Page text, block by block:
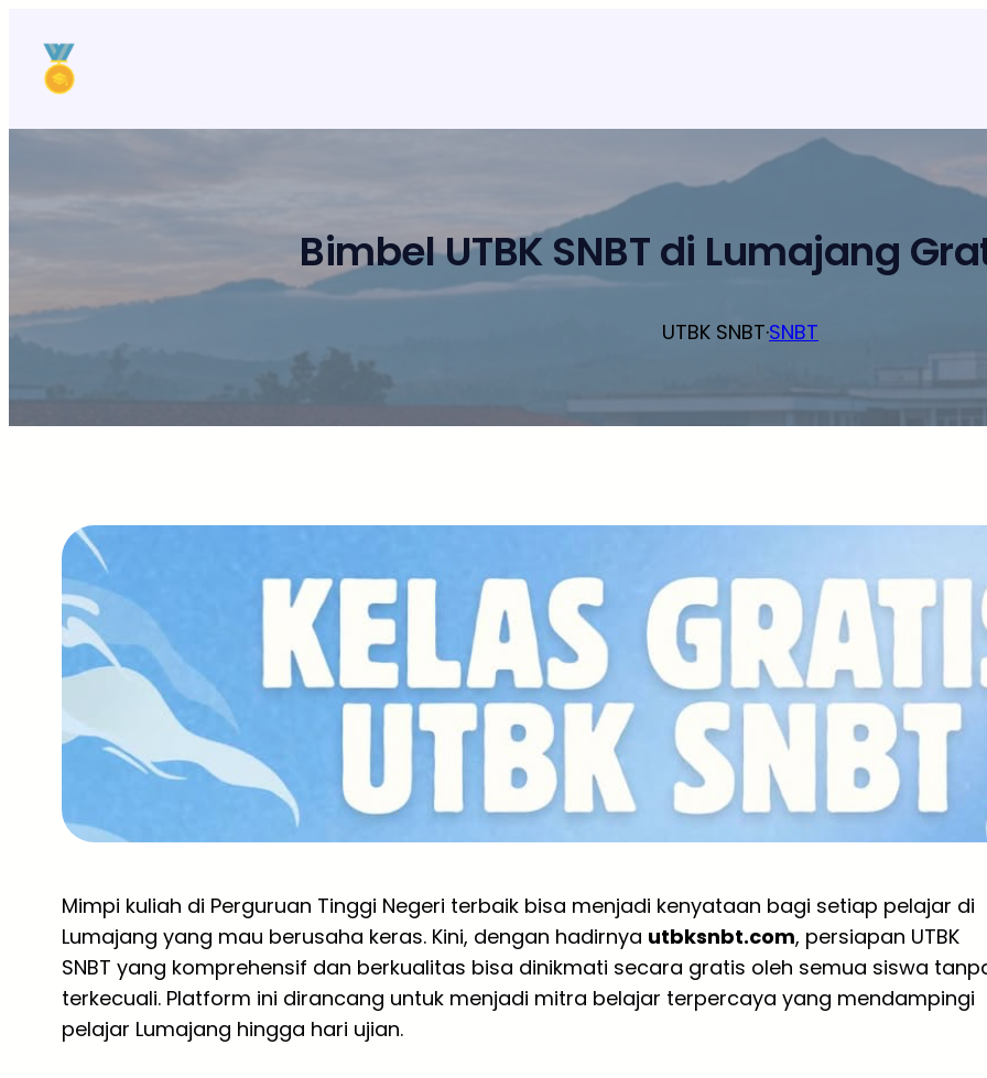
konten
Bimbel UTBK SNBT di Lumajang
UTBK SNBT·SNBT
Mimpi kuliah di Perguruan Tinggi Negeri terbaik bisa menjadi kenyataan bagi setiap pelajar di
Lumajang yang mau berusaha keras. Kini, dengan hadirnya utbksnbt.com, persiapan UTBK
SNBT yang komprehensif dan berkualitas bisa dinikmati secara gratis oleh semua siswa
terkecuali. Platform ini dirancang untuk menjadi mitra belajar terpercaya yang mendampingi
pelajar Lumajang hingga hari ujian.